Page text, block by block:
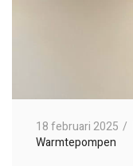
18 februari 2025
Warmtepompen